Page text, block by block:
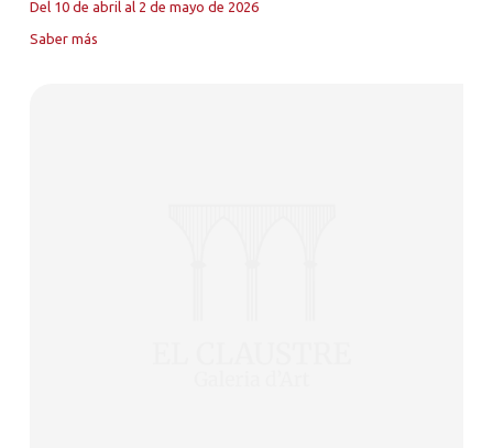
Del 10 de abril al 2 de mayo de 2026
Saber más